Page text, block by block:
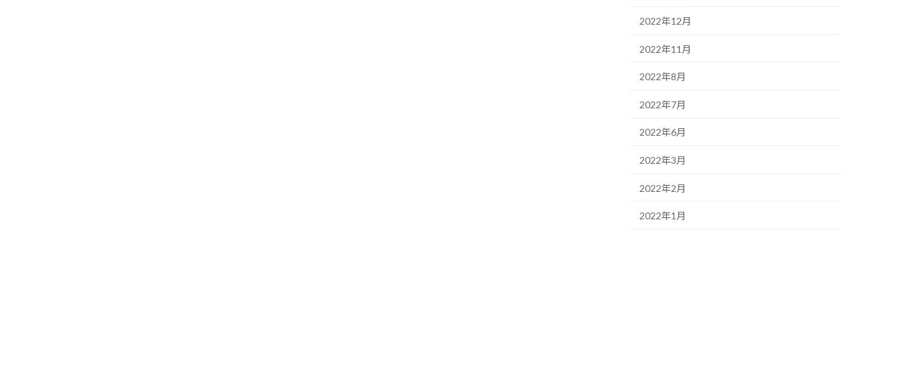
2022年12月
2022年11月
2022年8月
2022年7月
2022年6月
2022年3月
2022年2月
2022年1月